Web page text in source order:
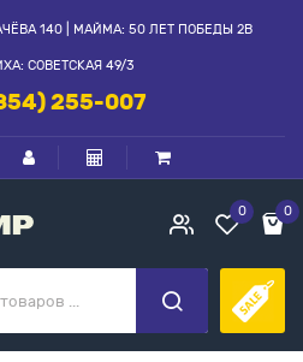
140 | МАЙМА: 50 ЛЕТ ПОБЕДЫ 2В
СОВЕТСКАЯ 49/3
255-007
0 0